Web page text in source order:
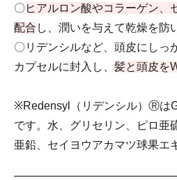
〇 ヒアルロン酸やコラーゲン、
配合 し、潤いを与えて乾燥を防
〇リデンシルなど、頭皮にしっ
カプセルに封入し、 髪と頭皮を
※Redensyl（リデンシル）Ⓡは
です。水、グリセリン、ピロ亜
亜鉛、セイヨウアカマツ球果エ